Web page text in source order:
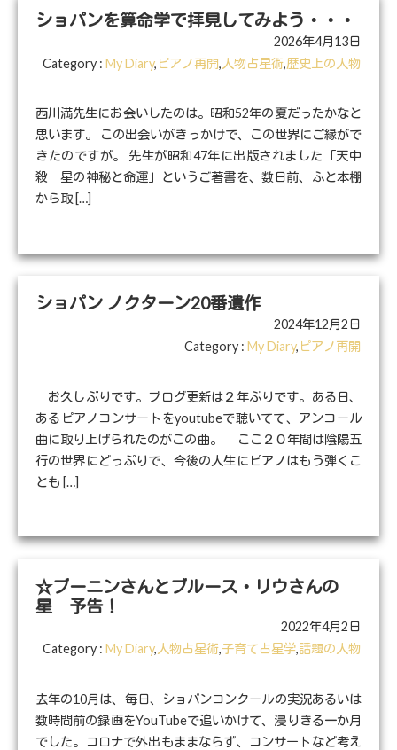
ショパンを算命学で拝見してみよう・・・
2026年4月13日
Category :My Diary, ピアノ再開,人物占星術,歴史上の人物
西川満先生にお会いしたのは。昭和52年の夏だったかなと
思います。 この出会いがきっかけで、この世界にご縁がで
きたのですが。 先生が昭和47年に出版されました「天中
殺 星の神秘と命運」というご著書を、数日前、ふと本棚
から取 […]
ショパン ノクターン20番遺作
2024年12月2日
Category :My Diary, ピアノ再開
お久しぶりです。ブログ更新は２年ぶりです。ある日、
あるピアノコンサートをyoutubeで聴いてて、アンコール
曲に取り上げられたのがこの曲。 ここ２０年間は陰陽五
行の世界にどっぷりで、今後の人生にピアノはもう弾くこ
とも […]
☆ブーニンさんとブルース・リウさんの
星 予告！
2022年4月2日
Category : My Diary,人物占星術,子育て占星学,話題の人物
去年の10月は、毎日、ショパンコンクールの実況あるいは
数時間前の録画をYouTubeで追いかけて、浸りきる一か月
でした。コロナで外出もままならず、コンサートなど考え